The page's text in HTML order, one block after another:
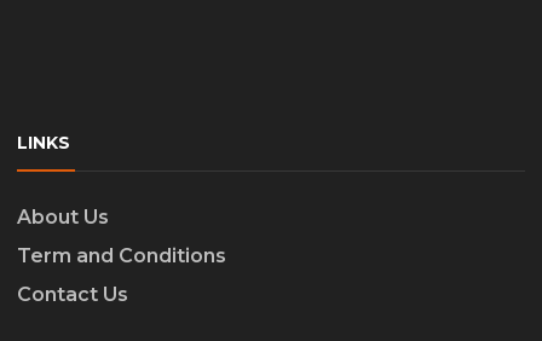
LINKS
About Us
Term and Conditions
Contact Us